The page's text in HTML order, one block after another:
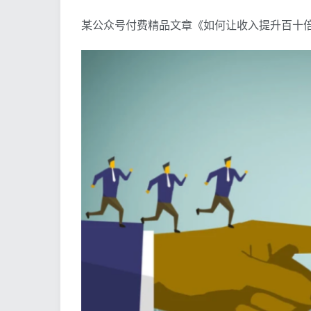
某公众号付费精品文章《如何让收入提升百十